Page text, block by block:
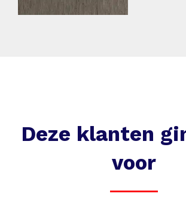
Deze klanten
voor